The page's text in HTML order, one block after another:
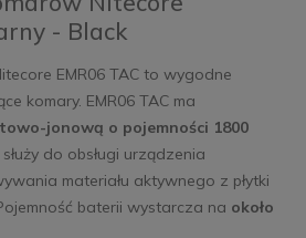
- Black
EMR06 TAC to wygodne
komary. EMR06 TAC ma
jonową o pojemności 1800
do obsługi urządzenia
materiału aktywnego z płytki
baterii wystarcza na około